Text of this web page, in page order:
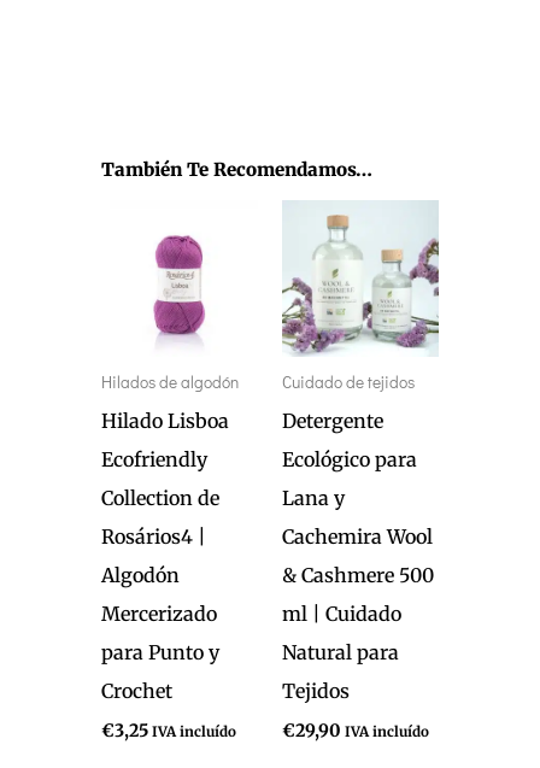
También Te Recomendamos…
Hilados de algodón
Hilado Lisboa
Ecofriendly
Collection de
Rosários4 |
Algodón
Mercerizado
para Punto y
Crochet
€3,25 IVA incluído
producto
tiene
múltiples
variantes.
Las
opciones
pueden
elegir
página
Cuidado de tejidos
Detergente
Ecológico para
Lana y
Cachemira Wool
& Cashmere 500
ml | Cuidado
Natural para
Tejidos
€29,90 IVA incluído